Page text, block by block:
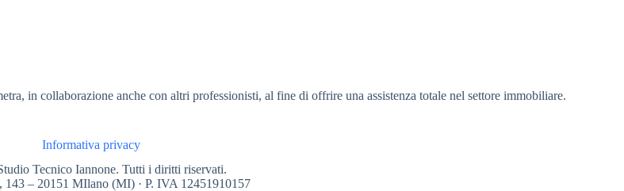
in collaborazione anche con altri professionisti, al fine di offrire una assistenza totale nel settore immobiliare.
Informativa privacy
Tecnico Iannone. Tutti i diritti riservati.
143 – 20151 MIlano (MI) · P. IVA 12451910157